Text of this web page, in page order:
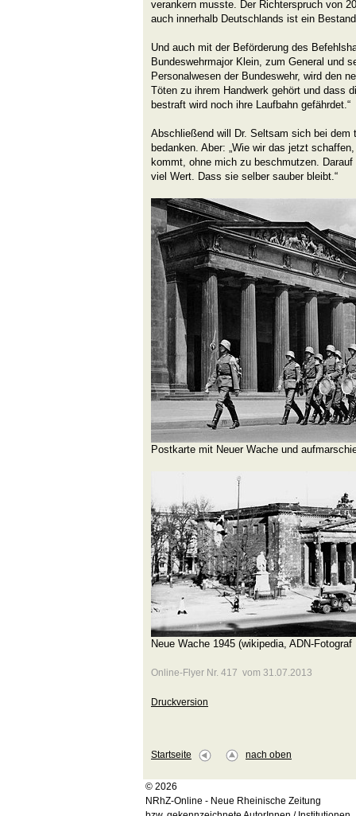
verankern musste. Der Richterspruch von
auch innerhalb Deutschlands ist ein
Und auch mit der Beförderung des
Bundeswehrmajor Klein, zum General und
Personalwesen der Bundeswehr, wird den
Töten zu ihrem Handwerk gehört und dass
bestraft wird noch ihre Laufbahn gefährdet.“
Abschließend will Dr. Seltsam sich bei dem
bedanken. Aber: „Wie wir das jetzt
kommt, ohne mich zu beschmutzen.
viel Wert. Dass sie selber sauber bleibt.“
Postkarte mit Neuer Wache und
Neue Wache 1945 (wikipedia, ADN-
Online-Flyer Nr. 417 vom 31.07.2013
Druckversion
Startseite nach oben
© 2026
NRhZ-Online - Neue Rheinische Zeitung